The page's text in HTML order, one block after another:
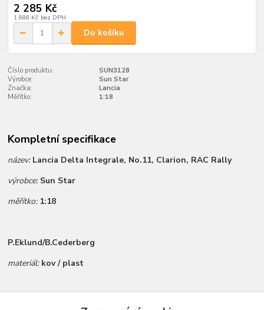
2 285 Kč
1 888 Kč bez DPH
Do košíku
Číslo produktu:
SUN3128
Výrobce:
Sun Star
Značka:
Lancia
Měřítko:
1:18
Kompletní specifikace
název: Lancia Delta Integrale, No.11, Clarion, RAC Rally
výrobce: Sun Star
měřítko: 1:18
P.Eklund/B.Cederberg
materiál: kov / plast
Zboží zařazeno v kategoriích